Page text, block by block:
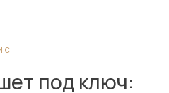
под ключ: